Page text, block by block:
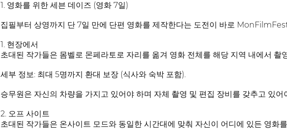
1. 영화를 위한 세븐 데이즈 (영화 7일)
집필부터 상영까지 단 7일 만에 단편 영화를 제작한다는 도전이 바로
1. 현장에서
초대된 작가들은 몸벨로 몬페라토로 자리를 옮겨 영화 전체를 해당 지역 내에서 촬
세부 정보: 최대 5명까지 환대 보장 (식사와 숙박 포함).
승무원은 자신의 차량을 가지고 있어야 하며 자체 촬영 및 편집 장비를 갖추고 있어
2. 오프 사이트
초대된 작가들은 온사이트 모드와 동일한 시간대에 맞춰 자신이 어디에 있든 영화